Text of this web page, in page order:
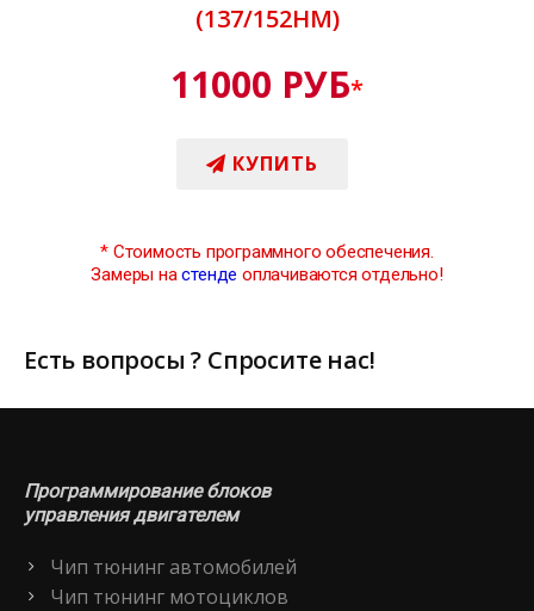
(137/152НМ)
11000 РУБ*
КУПИТЬ
* Стоимость программного обеспечения.
Замеры настенде оплачиваются отдельно!
Есть вопросы ? Спросите нас!
Программирование блоков
управления двигателем
Чип тюнинг автомобилей
Чип тюнинг мотоциклов